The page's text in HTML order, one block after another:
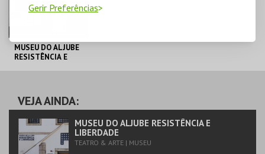
Gerir Preferências
MUSEU DO ALJUBE
RESISTÊNCIA E
MAIS INFO
COMPRAR
VEJA AINDA:
MUSEU DO ALJUBE RESISTÊNCIA E
LIBERDADE
TEATRO & ARTE | MUSEU